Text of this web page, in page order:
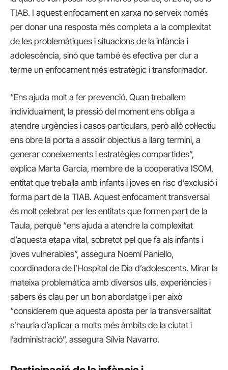
TIAB. I aquest enfocament en xarxa no serveix només
per donar una resposta més completa a la complexitat
de les problemàtiques i situacions de la infància i
adolescència, sinó que també és efectiva per dur a
terme un enfocament més estratègic i transformador.
“Ens ajuda molt a fer prevenció. Quan treballem
individualment, la pressió del moment ens obliga a
atendre urgències i casos particulars, però allò col·lectiu
ens obre la porta a assolir objectius a llarg termini, a
generar coneixements i estratègies compartides”,
explica Marta Garcia, membre de la cooperativa ISOM,
entitat que treballa amb infants i joves en risc d’exclusió i
forma part de la TIAB. Aquest enfocament transversal
és molt celebrat per les entitats que formen part de la
Taula, perquè “ens ajuda a atendre la complexitat
d’aquesta etapa vital, sobretot pel que fa als infants i
joves vulnerables”, assegura Noemí Paniello,
coordinadora de l’Hospital de Dia d’adolescents. Mirar la
mateixa problemàtica amb diversos ulls, experiències i
sabers és clau per un bon abordatge i per això
“considerem que aquesta aposta per la transversalitat
s’hauria d’aplicar a molts més àmbits de la ciutat i
l’administració”, assegura Sílvia Navarro.